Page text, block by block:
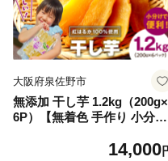
大阪府泉佐野市
無添加 干し芋 1.2kg（200g×
6P）【無着色 手作り 小分け
も 干しいも 紅はるか 国産
14,000